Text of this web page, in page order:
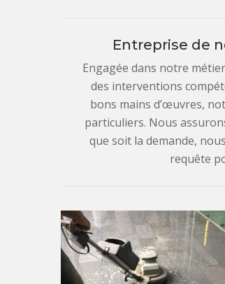
Entreprise de
Engagée dans notre
des interventions
bons mains d’œuvres,
particuliers. Nous
que soit la demande,
requête